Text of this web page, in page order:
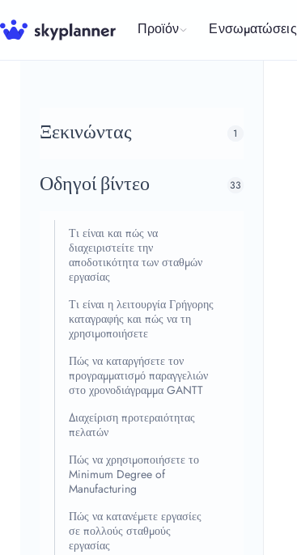
σε
Προϊόν Ενσωματώσεις
Ξεκινώντας 1
Οδηγοί βίντεο 33
Τι είναι και πώς να
διαχειριστείτε την
αποδοτικότητα των σταθμών
εργασίας
Τι είναι η λειτουργία Γρήγορης
καταγραφής και πώς να τη
χρησιμοποιήσετε
Πώς να καταργήσετε τον
προγραμματισμό παραγγελιών
στο χρονοδιάγραμμα GANTT
Διαχείριση προτεραιότητας
πελατών
Πώς να χρησιμοποιήσετε το
Minimum Degree of
Manufacturing
Πώς να κατανέμετε εργασίες
σε πολλούς σταθμούς
εργασίας